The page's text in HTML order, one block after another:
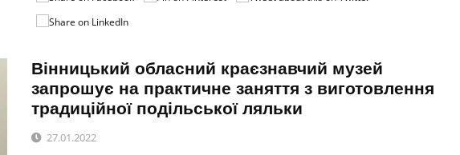
Вінницький обласний краєзнавчий музей
запрошує на практичне заняття з виготовлення
традиційної подільської ляльки
27.01.2022